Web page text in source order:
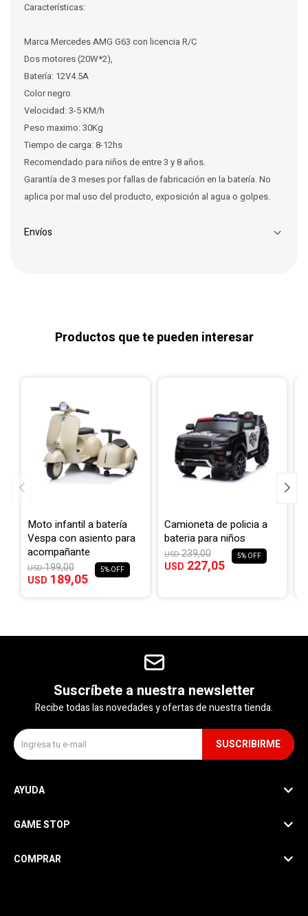
Características:
Marca Mercedes AMG G63 con licencia R/C
Dos motores (20W*2),
Batería: 12V4.5A
Color negro.
Velocidad: 3-5 KM/h
Peso maximo: 30Kg
Tiempo de carga: 8-12hs
Recomendado para niños de entre 3 y 8 años.
Garantía de 3 meses por fallas de fabricación en la batería. No
aplica por mal uso del producto, exposición al agua o golpes.
Envíos
Productos que te pueden interesar
Moto infantil a batería
Vespa con asiento para
acompañante
USD 189,05
USD199,00 5
Camioneta de policia a
bateria para niños
USD 227,05
USD239,00 5
Suscríbete a nuestra newsletter
Recibe todas las novedades y ofertas de nuestra tienda.
SUSCRIBIRME
AYUDA
GAME STOP
COMPRAR